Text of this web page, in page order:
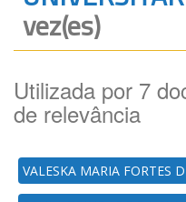
vez(es)
Utilizada por 7
de relevância
VALESKA MARIA FORTES